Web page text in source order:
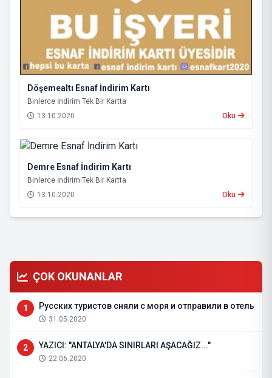
Döşemealtı Esnaf İndirim Kartı
Binlerce İndirim Tek Bir Kartta
13.10.2020
Oku
Demre Esnaf İndirim Kartı
Binlerce İndirim Tek Bir Kartta
13.10.2020
Oku
ÇOK OKUNANLAR
1 Русских туристов сняли с моря и отправили в отель
31.05.2020
2 YAZICI: "ANTALYA'DA SINIRLARI AŞACAĞIZ..."
22.06.2020